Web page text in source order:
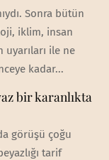
Sonra bütün
iklim, insan
ile ne
kadar...
bir karanlıkta
görüşü çoğu
tarif